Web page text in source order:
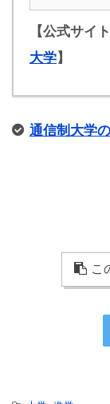
【公式サイ
大学】
通信制大学
こ